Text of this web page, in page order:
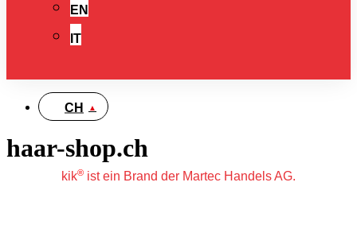
EN
IT
CH
haar-shop.ch
kik® ist ein Brand der Martec Handels AG.